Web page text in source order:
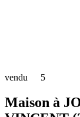
vendu 5
Maison à